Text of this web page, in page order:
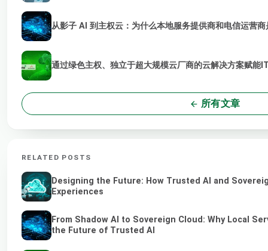
从影子 AI 到主权云：为什么本地服务提供商和电信运营
通过绿色主权、独立于超大规模云厂商的云解决方案赋能
所有文章
RELATED POSTS
Designing the Future: How Trusted AI and
Experiences
From Shadow AI to Sovereign Cloud: Why Local
the Future of Trusted AI